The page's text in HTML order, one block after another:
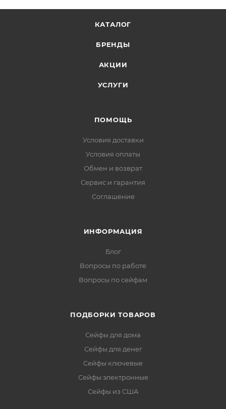
КАТАЛОГ
БРЕНДЫ
АКЦИИ
УСЛУГИ
ПОМОЩЬ
Условия доставки
Условия оплаты
Обмен и возврат
Сервис и гарантия
Соглашение
ИНФОРМАЦИЯ
Блог
Вопросы по работе
Вопросы по сейфам
ПОДБОРКИ ТОВАРОВ
Сейфы для дома
Сейфы для денег
Сейфы ключевые
Сейфы электронные
Сейфы из США